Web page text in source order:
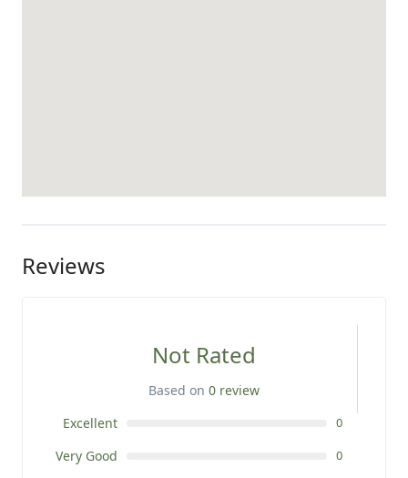
Reviews
Not Rated
Based on 0 review
Excellent
0
Very Good 0